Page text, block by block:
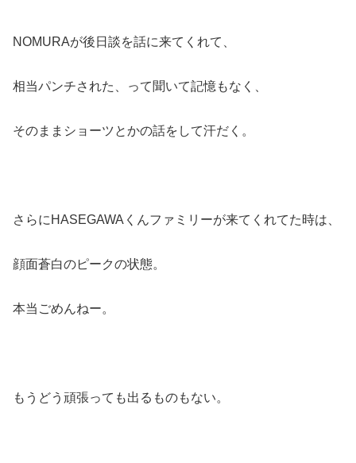
NOMURAが後日談を話に来てくれて、
相当パンチされた、って聞いて記憶もなく、
そのままショーツとかの話をして汗だく。
さらにHASEGAWAくんファミリーが来てくれてた時は、
顔面蒼白のピークの状態。
本当ごめんねー。
もうどう頑張っても出るものもない。